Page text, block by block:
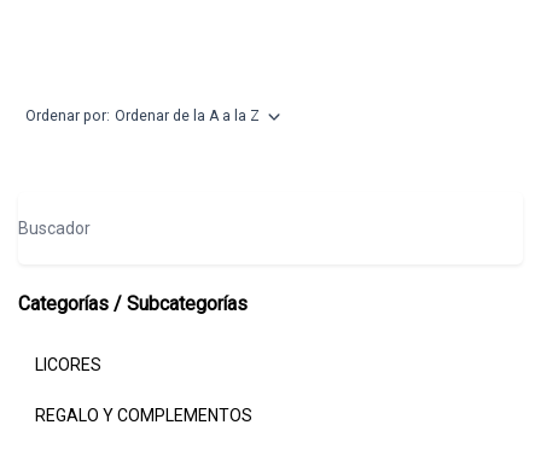
Ordenar por: Ordenar de la A a la Z
Categorías / Subcategorías
LICORES
REGALO Y COMPLEMENTOS